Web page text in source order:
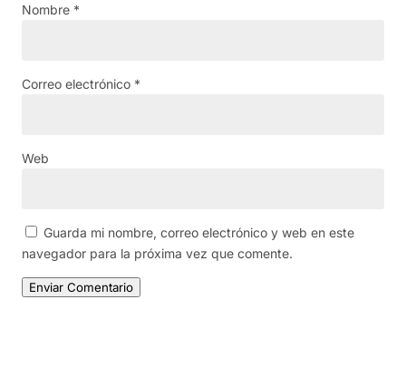
Nombre *
Correo electrónico *
Web
Guarda mi nombre, correo electrónico y web en este
navegador para la próxima vez que comente.
Enviar Comentario